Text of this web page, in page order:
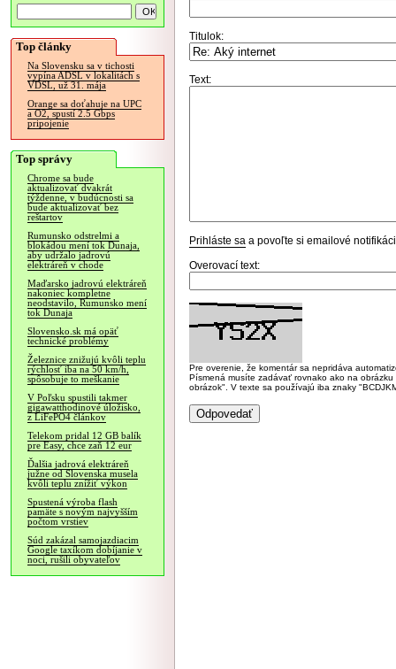
Top články
Na Slovensku sa v tichosti
vypína ADSL v lokalitách s
VDSL, už 31. mája
Orange sa doťahuje na UPC
a O2, spustí 2.5 Gbps
pripojenie
Top správy
Chrome sa bude
aktualizovať dvakrát
týždenne, v budúcnosti sa
bude aktualizovať bez
reštartov
Rumunsko odstrelmi a
blokádou mení tok Dunaja,
aby udržalo jadrovú
elektráreň v chode
Maďarsko jadrovú elektráreň
nakoniec kompletne
neodstavilo, Rumunsko mení
tok Dunaja
Slovensko.sk má opäť
technické problémy
Železnice znižujú kvôli teplu
rýchlosť iba na 50 km/h,
spôsobuje to meškanie
V Poľsku spustili takmer
gigawatthodinové úložisko,
z LiFePO4 článkov
Telekom pridal 12 GB balík
pre Easy, chce zaň 12 eur
Ďalšia jadrová elektráreň
južne od Slovenska musela
kvôli teplu znížiť výkon
Spustená výroba flash
pamäte s novým najvyšším
počtom vrstiev
Súd zakázal samojazdiacim
Google taxíkom dobíjanie v
noci, rušili obyvateľov
Titulok:
Text:
Prihláste sa a povoľte si emailové
Overovací text:
Pre overenie, že komentár sa nepridáva
Písmená musíte zadávať rovnako ako na
obrázok". V texte sa používajú iba znaky